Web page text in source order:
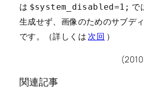
は $system_disabled=1; で
生成せず、画像のためのサブデ
です。（詳しくは 次回 ）
関連記事